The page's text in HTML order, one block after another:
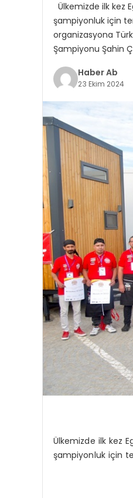
Ülkemizde ilk kez
şampiyonluk için
organizasyona
Şampiyonu Şahin
Haber Ab
23 Ekim 2024
Ülkemizde ilk kez
şampiyonluk için